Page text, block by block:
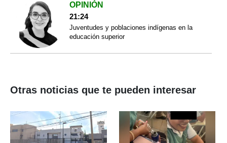
OPINIÓN
21:24
Juventudes y poblaciones indígenas en la
educación superior
Otras noticias que te pueden interesar